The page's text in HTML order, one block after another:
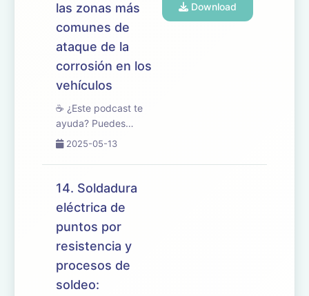
las zonas más
comunes de
ataque de la
corrosión en los
vehículos
☕ ¿Este podcast te
ayuda? Puedes
apoyarlo en
🎧 En este episodio
tratamos el tema 15 del
de Mantenimiento de
Vehículos, centrado en
las proteccion...
2025-05-13
Download
14. Soldadura
eléctrica de
puntos por
resistencia y
procesos de
soldeo: